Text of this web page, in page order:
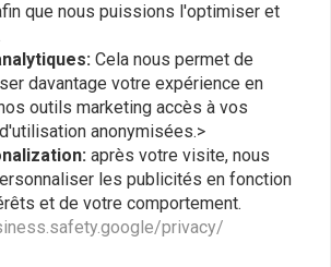
K1
fork
Soufflets de fourche type
€20,96 €27,94
que nous puissions l'optimiser et
Cela nous permet de
davantage votre expérience en
outils marketing accès à vos
anonymisées.>
après votre visite, nous
les publicités en fonction
et de votre comportement.
privacy/